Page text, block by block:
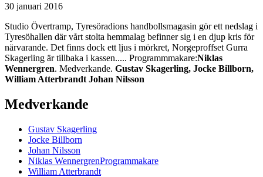
30 januari 2016
Studio Övertramp, Tyresöradions handbollsmagasin gör ett nedslag i
Tyresöhallen där vårt stolta hemmalag befinner sig i en djup kris för
närvarande. Det finns dock ett ljus i mörkret, Norgeproffset Gurra
Skagerling är tillbaka i kassen..... Programmmakare:Niklas
Wennergren. Medverkande. Gustav Skagerling, Jocke Billborn,
William Atterbrandt Johan Nilsson
Medverkande
Gustav Skagerling
Jocke Billborn
Johan Nilsson
Niklas WennergrenProgrammakare
William Atterbrandt